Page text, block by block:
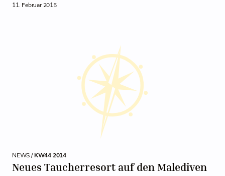
11. Februar 2015
NEWS /KW44 2014
Neues Taucherresort auf den Malediven